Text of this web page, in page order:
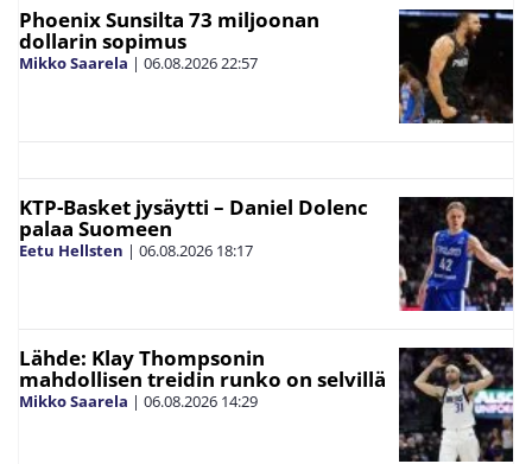
Phoenix Sunsilta 73 miljoonan
dollarin sopimus
Mikko Saarela | 06.08.2026 22:57
KTP-Basket jysäytti – Daniel Dolenc
palaa Suomeen
Eetu Hellsten | 06.08.2026 18:17
Lähde: Klay Thompsonin
mahdollisen treidin runko on selvillä
Mikko Saarela | 06.08.2026 14:29